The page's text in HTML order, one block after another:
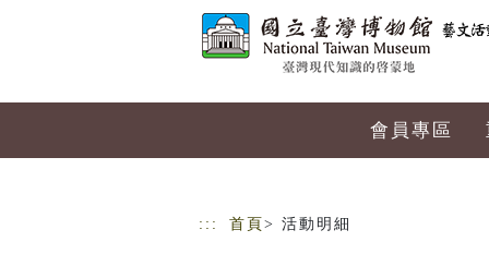
會員專區
::: 首頁 > 活動明細